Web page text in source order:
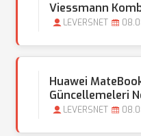
Viessmann
LEVERSNET
Huawei
Güncellemeleri
LEVERSNET